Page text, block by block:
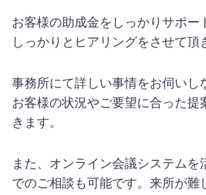
お客様の助成金をしっかりサポー
しっかりとヒアリングをさせて頂
事務所にて詳しい事情をお伺いし
お客様の状況やご要望に合った提
きます。
また、オンライン会議システムを
でのご相談も可能です。来所が難